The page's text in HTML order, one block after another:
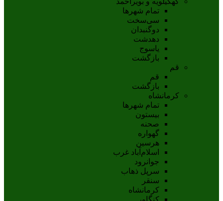
تمام شهر‌ها
سی‌سخت
دوگنبدان
دهدشت
ياسوج
بازگشت
قم
قم
بازگشت
کرمانشاه
تمام شهر‌ها
بیستون
صحنه
گهواره
هرسین
اسلام‌‌آباد غرب
جوانرود
سرپل ذهاب
سنقر
کرمانشاه
کنگاور